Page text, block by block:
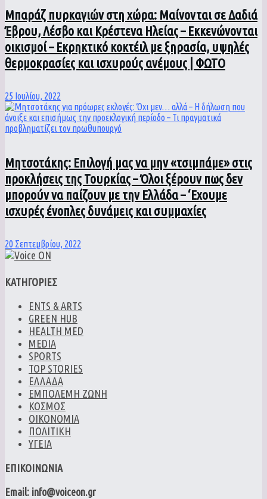
Μπαράζ πυρκαγιών στη χώρα: Μαίνονται σε Δαδιά
Έβρου, Λέσβο και Κρέστενα Ηλείας – Εκκενώνονται
οικισμοί – Εκρηκτικό κοκτέιλ με ξηρασία, υψηλές
θερμοκρασίες και ισχυρούς ανέμους | ΦΩΤΟ
25 Ιουλίου, 2022
Μητσοτάκης: Επιλογή μας να μην «τσιμπάμε» στις
προκλήσεις της Τουρκίας – Όλοι ξέρουν πως δεν
μπορούν να παίζουν με την Ελλάδα – ‘Εχουμε
ισχυρές ένοπλες δυνάμεις και συμμαχίες
20 Σεπτεμβρίου, 2022
ΚΑΤΗΓΟΡΙΕΣ
ENTS & ARTS
GREEN HUB
HEALTH MED
MEDIA
SPORTS
TOP STORIES
ΕΛΛΑΔΑ
ΕΜΠΟΛΕΜΗ ΖΩΝΗ
ΚΟΣΜΟΣ
ΟΙΚΟΝΟΜΙΑ
ΠΟΛΙΤΙΚΗ
ΥΓΕΙΑ
ΕΠΙΚΟΙΝΩΝΙΑ
Email: info@voiceon.gr